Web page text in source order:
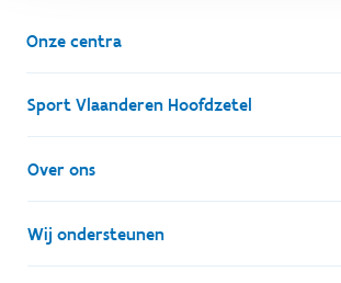
Onze centra
Sport Vlaanderen Hoofdzetel
Simon Bolivarlaan 17
1000 Brussel
Ondernemingsnummer: BE 0248.142.826
Over ons
Wie zijn we, wat doen we
Onze centra
Wij ondersteunen